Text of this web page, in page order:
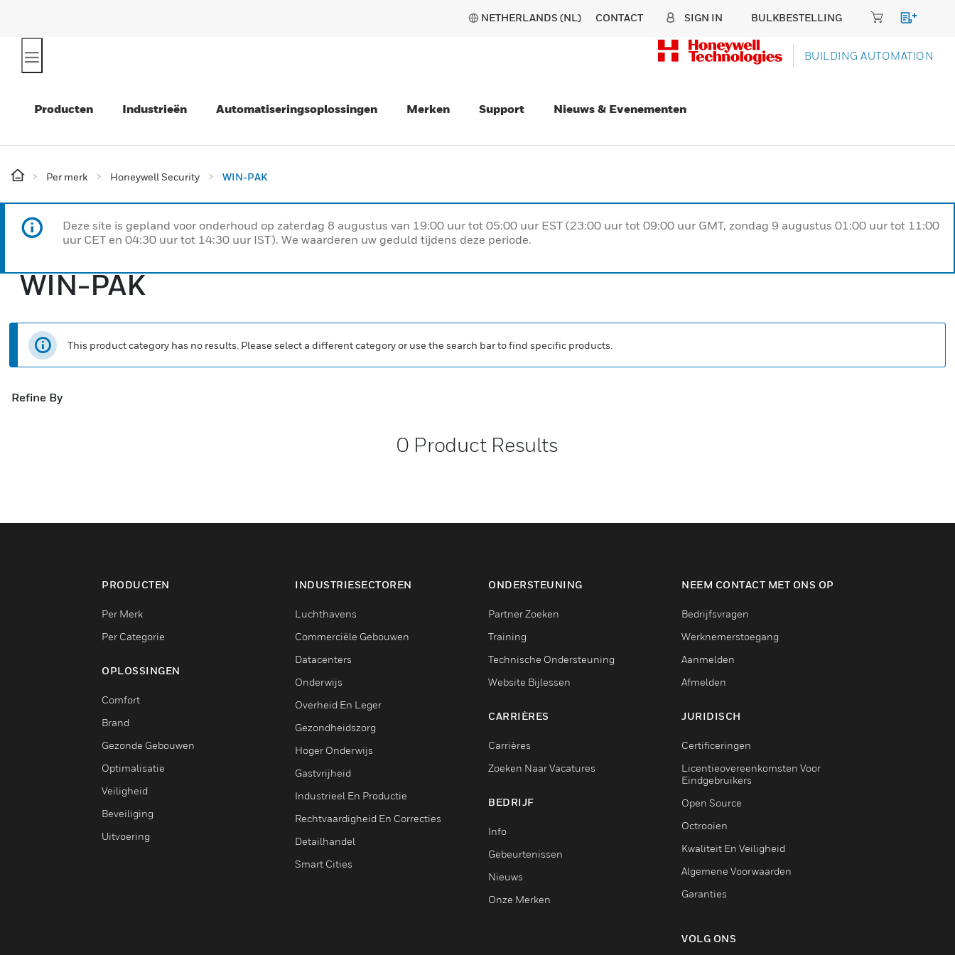
NETHERLANDS (NL) CONTACT SIGN IN BULKBESTELLING
BUILDING AUTOMATION
Producten Industrieën Automatiseringsoplossingen Merken Support Nieuws & Evenementen
Per merk Honeywell Security WIN-PAK
Deze site is gepland voor onderhoud op zaterdag 8 augustus van 19:00 uur tot 05:00 uur EST (23:00 uur tot 09:00 uur GMT, zondag 9 augustus 01:00 uur tot 11:00
uur CET en 04:30 uur tot 14:30 uur IST). We waarderen uw geduld tijdens deze periode.
WIN-PAK
This product category has no results. Please select a different category or use the search bar to find specific products.
Refine By
0 Product Results
PRODUCTEN
Per Merk
Per Categorie
OPLOSSINGEN
Comfort
Brand
Gezonde Gebouwen
Optimalisatie
Veiligheid
Beveiliging
Uitvoering
INDUSTRIESECTOREN
Luchthavens
Commerciële Gebouwen
Datacenters
Onderwijs
Overheid En Leger
Gezondheidszorg
Hoger Onderwijs
Gastvrijheid
Industrieel En Productie
Rechtvaardigheid En Correcties
Detailhandel
Smart Cities
ONDERSTEUNING
Partner Zoeken
Training
Technische Ondersteuning
Website Bijlessen
CARRIÈRES
Carrières
Zoeken Naar Vacatures
BEDRIJF
Info
Gebeurtenissen
Nieuws
Onze Merken
NEEM CONTACT MET ONS OP
Bedrijfsvragen
Werknemerstoegang
Aanmelden
Afmelden
JURIDISCH
Certificeringen
Licentieovereenkomsten Voor
Eindgebruikers
Open Source
Octrooien
Kwaliteit En Veiligheid
Algemene Voorwaarden
Garanties
VOLG ONS